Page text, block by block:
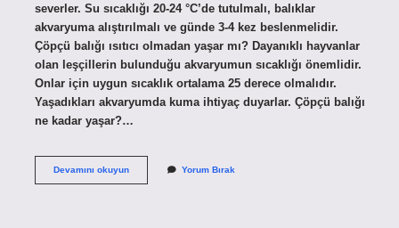
severler. Su sıcaklığı 20-24 °C’de tutulmalı, balıklar
akvaryuma alıştırılmalı ve günde 3-4 kez beslenmelidir.
Çöpçü balığı ısıtıcı olmadan yaşar mı? Dayanıklı hayvanlar
olan leşçillerin bulunduğu akvaryumun sıcaklığı önemlidir.
Onlar için uygun sıcaklık ortalama 25 derece olmalıdır.
Yaşadıkları akvaryumda kuma ihtiyaç duyarlar. Çöpçü balığı
ne kadar yaşar?…
Devamını okuyunÇöpçü
Yorum Bırak